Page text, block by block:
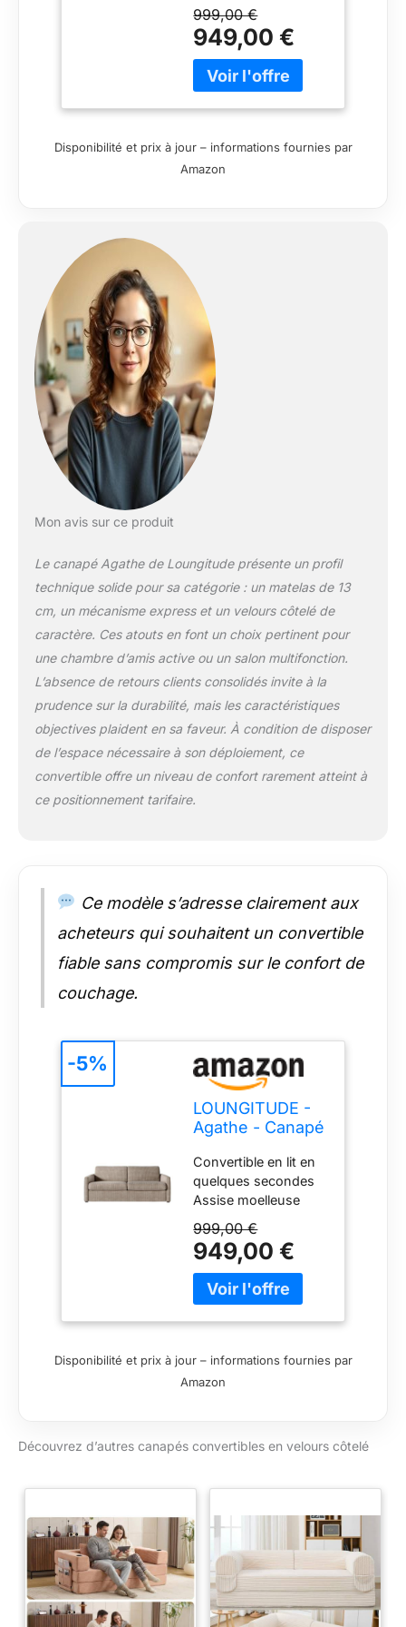
- en Velours
côtelé - 140x190
- Taupe
Fabrication
européenne
999,00 €
949,00 €
Disponibilité et prix à jour – informations fournies par
Amazon
Mon avis sur ce produit
Le canapé Agathe de Loungitude présente un profil
technique solide pour sa catégorie : un matelas de 13
cm, un mécanisme express et un velours côtelé de
caractère. Ces atouts en font un choix pertinent pour
une chambre d’amis active ou un salon multifonction.
L’absence de retours clients consolidés invite à la
prudence sur la durabilité, mais les caractéristiques
objectives plaident en sa faveur. À condition de disposer
de l’espace nécessaire à son déploiement, ce
convertible offre un niveau de confort rarement atteint à
ce positionnement tarifaire.
Ce modèle s’adresse clairement aux
acheteurs qui souhaitent un convertible
fiable sans compromis sur le confort de
couchage.
LOUNGITUDE -
Agathe - Canapé
Express - 3
Places -
Véritable Matelas
- en Velours
côtelé - 140x190
- Taupe
Convertible en lit en
quelques secondes
Assise moelleuse
européenne
999,00 €
949,00 €
-5%
Disponibilité et prix à jour – informations fournies par
Amazon
Découvrez d’autres canapés convertibles en velours côtelé